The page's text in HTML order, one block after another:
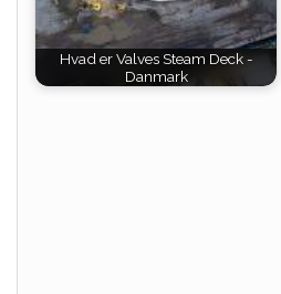
Hvad er Valves Steam Deck -
Danmark